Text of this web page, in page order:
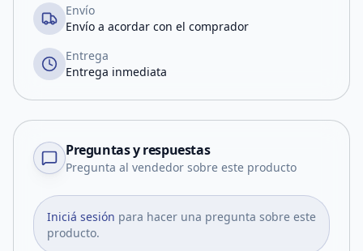
Envío
Envío a acordar con el comprador
Entrega
Entrega inmediata
Preguntas y respuestas
Pregunta al vendedor sobre este producto
Iniciá sesión para hacer una pregunta sobre este
producto.